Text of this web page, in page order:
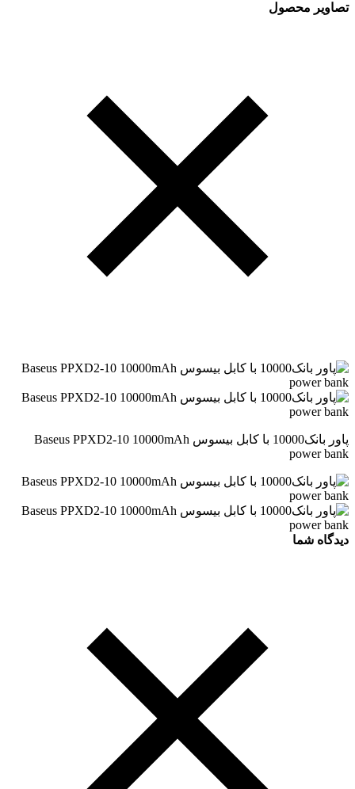
تصاویر محصول
پاور بانک10000 با کابل بیسوس Baseus PPXD2-10 10000mAh
power bank
دیدگاه شما